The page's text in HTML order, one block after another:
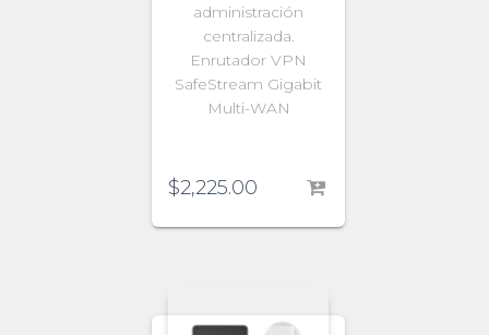
administración
centralizada.
Enrutador VPN
SafeStream Gigabit
Multi-WAN
$2,225.00